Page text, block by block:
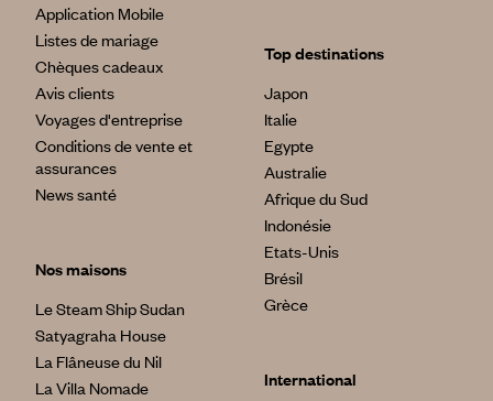
Application Mobile
Listes de mariage
Chèques cadeaux
Avis clients
Voyages d'entreprise
Conditions de vente et
assurances
News santé
Nos maisons
Le Steam Ship Sudan
Satyagraha House
La Flâneuse du Nil
La Villa Nomade
Top destinations
Japon
Italie
Egypte
Australie
Afrique du Sud
Indonésie
Etats-Unis
Brésil
Grèce
International